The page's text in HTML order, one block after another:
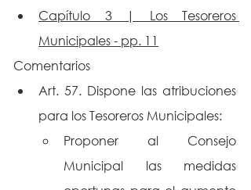
Capítulo 3 | Los Tesoreros
Municipales - pp. 11
Comentarios
Art. 57. Dispone las atribuciones
para los Tesoreros Municipales:
Proponer al Consejo
Municipal las medidas